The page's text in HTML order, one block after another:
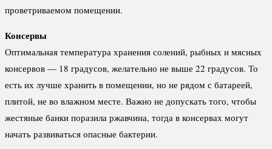
проветриваемом помещении.
Консервы
Оптимальная температура хранения солений, рыбных и мясных
консервов — 18 градусов, желательно не выше 22 градусов. То
есть их лучше хранить в помещении, но не рядом с батареей,
плитой, не во влажном месте. Важно не допускать того, чтобы
жестяные банки поразила ржавчина, тогда в консервах могут
начать развиваться опасные бактерии.